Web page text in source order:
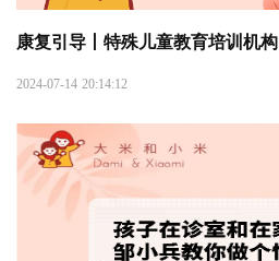
康复引导丨特殊儿童教育培训机构
2024-07-14 20:14:12